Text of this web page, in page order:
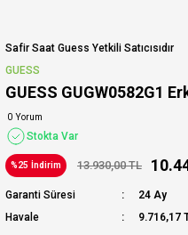
Safir Saat Guess Yetkili Satıcısıdır
GUESS
GUESS GUGW0582G1
0 Yorum
Stokta Var
%25 İndirim 13.930,00 TL
Garanti Süresi
24 Ay
Havale
9.716,17